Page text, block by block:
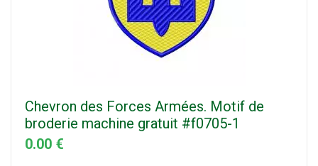
Chevron des Forces Armées. Motif de
broderie machine gratuit #f0705-1
0.00 €